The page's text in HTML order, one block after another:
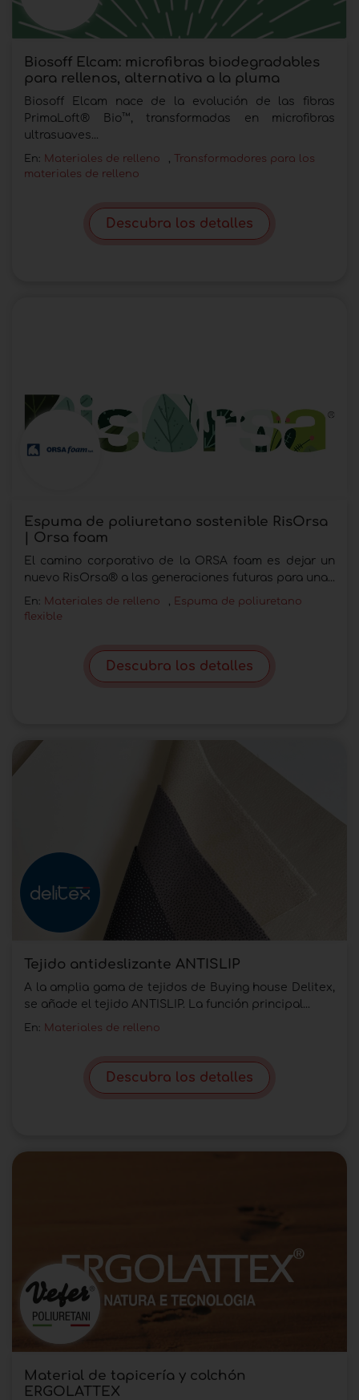
Biosoff Elcam: microfibras biodegradables
para rellenos, alternativa a la pluma
Biosoff Elcam nace de la evolución de las fibras
PrimaLoft® Bio™, transformadas en microfibras
ultrasuaves...
En: Materiales de relleno
Transformadores para los
materiales de relleno
Descubra los detalles
Espuma de poliuretano sostenible RisOrsa
| Orsa foam
El camino corporativo de la ORSA foam es dejar un
nuevo RisOrsa® a las generaciones futuras para una...
En: Materiales de relleno
Espuma de poliuretano
flexible
Descubra los detalles
Tejido antideslizante ANTISLIP
A la amplia gama de tejidos de Buying house Delitex,
se añade el tejido ANTISLIP. La función principal...
En: Materiales de relleno
Descubra los detalles
Material de tapicería y colchón
ERGOLATTEX